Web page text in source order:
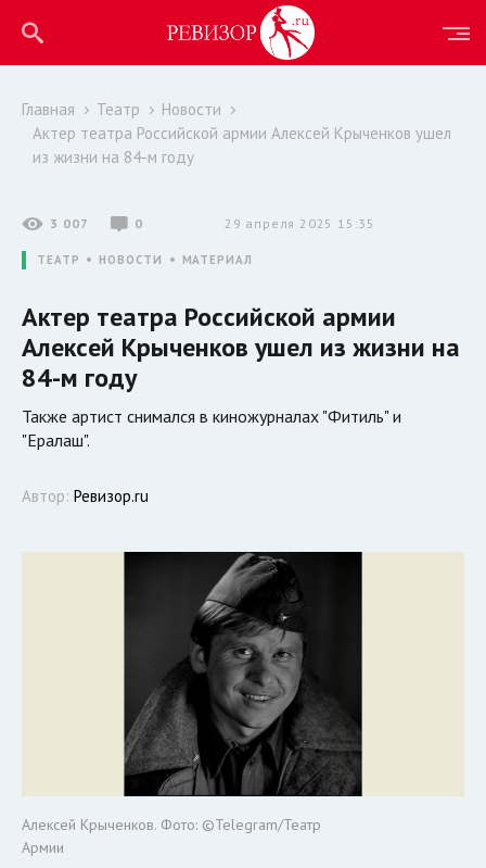
Главная Театр
Новости
Актер театра Российской армии Алексей Крыченков ушел
из жизни на 84-м году
3 007 0 29 апреля 2025 15:35
ТЕАТР НОВОСТИ МАТЕРИАЛ
Актер театра Российской армии
Алексей Крыченков ушел из жизни на
84-м году
Также артист снимался в киножурналах "Фитиль" и
"Ералаш".
Автор: Ревизор.ru
Алексей Крыченков. Фото: ©Telegram/Театр
Армии